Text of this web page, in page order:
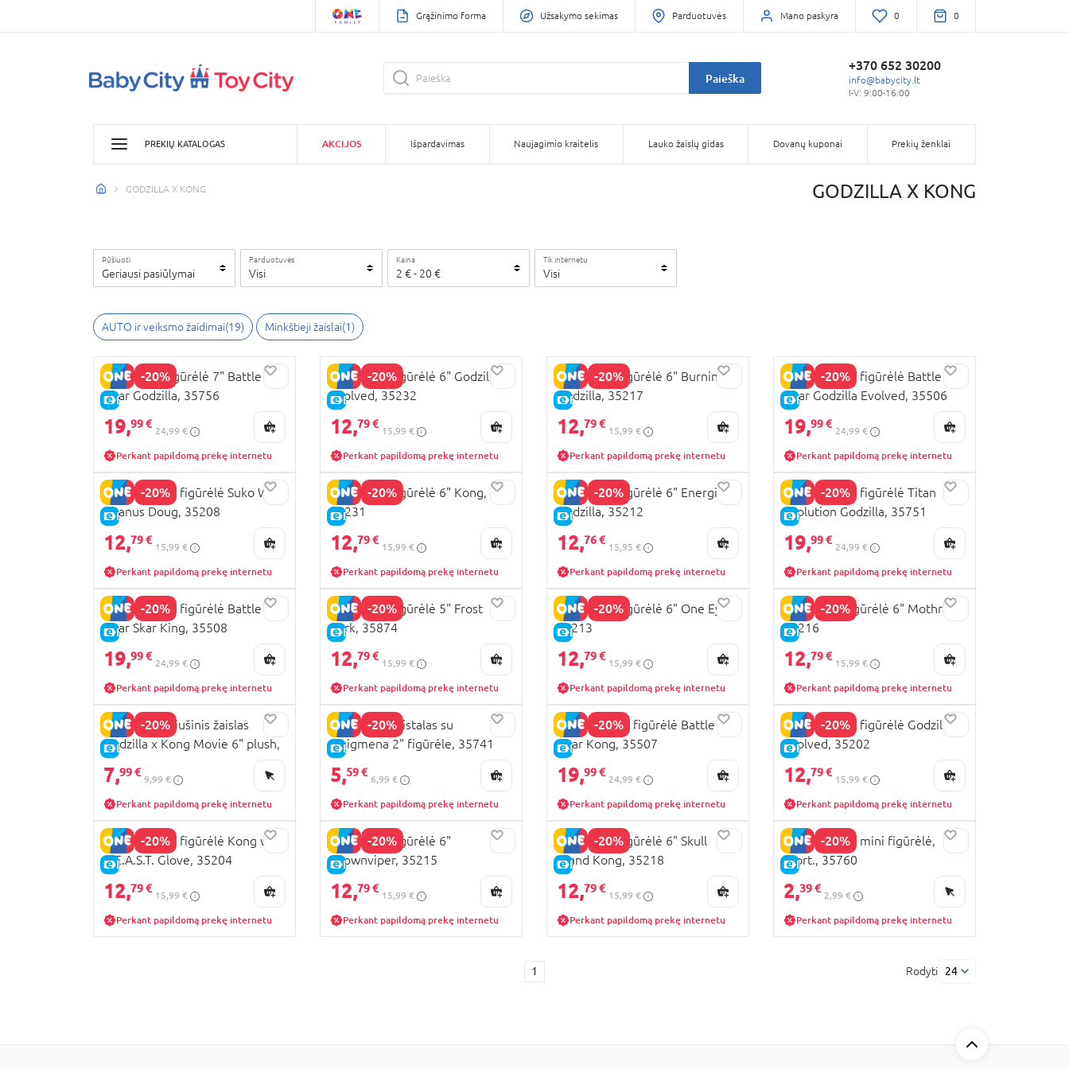
Grąžinimo forma Užsakymo sekimas Parduotuvės Mano paskyra 0 0
Paieška
+370 652 30200
info@babycity.lt
I-V: 9:00-16:00
PREKIŲ KATALOGAS AKCIJOS Išpardavimas Naujagimio kraitelis Lauko žaislų gidas Dovanų kuponai Prekių ženklai
GODZILLA X KONG GODZILLA X KONG
Rūšiuoti
Geriausi pasiūlymai
Parduotuvės
Visi
Kaina
2 €- 20 €
Tik internetu
Visi
AUTO ir veiksmo žaidimai(19) Minkštieji žaislai(1)
-20%
E-KAINA
GODZILLA figūrėlė 7" Battle
Roar Godzilla, 35756
19,99 €
24,99 €
Perkant papildomą prekę internetu
-20%
E-KAINA
GODZILLA figūrėlė 6" Godzilla
Evolved, 35232
12,79 €
15,99 €
Perkant papildomą prekę internetu
-20%
E-KAINA
GODZILLA figūrėlė 6" Burning
Godzilla, 35217
12,79 €
15,99 €
Perkant papildomą prekę internetu
-20%
E-KAINA
GODZILLA 7" figūrėlė Battle
Roar Godzilla Evolved, 35506
19,99 €
24,99 €
Perkant papildomą prekę internetu
-20%
E-KAINA
GODZILLA 5" figūrėlė Suko With
Titanus Doug, 35208
12,79 €
15,99 €
Perkant papildomą prekę internetu
-20%
E-KAINA
GODZILLA figūrėlė 6" Kong,
35231
12,79 €
15,99 €
Perkant papildomą prekę internetu
-20%
E-KAINA
GODZILLA figūrėlė 6" Energized
Godzilla, 35212
12,76 €
15,95 €
Perkant papildomą prekę internetu
-20%
E-KAINA
GODZILLA 7" figūrėlė Titan
Evolution Godzilla, 35751
19,99 €
24,99 €
Perkant papildomą prekę internetu
-20%
E-KAINA
GODZILLA 7” figūrėlė Battle
Roar Skar King, 35508
19,99 €
24,99 €
Perkant papildomą prekę internetu
-20%
E-KAINA
GODZILLA figūrėlė 5" Frost
Vark, 35874
12,79 €
15,99 €
Perkant papildomą prekę internetu
-20%
E-KAINA
GODZILLA figūrėlė 6" One Eye,
35213
12,79 €
15,99 €
Perkant papildomą prekę internetu
-20%
E-KAINA
GODZILLA figūrėlė 6" Mothra,
35216
12,79 €
15,99 €
Perkant papildomą prekę internetu
-20%
E-KAINA
GODZILLA pliušinis žaislas
Godzilla x Kong Movie 6" plush,
asort., 35800
7,99 €
9,99 €
Perkant papildomą prekę internetu
-20%
E-KAINA
GODZILLA kristalas su
staigmena 2" figūrėle, 35741
5,59 €
6,99 €
Perkant papildomą prekę internetu
-20%
E-KAINA
GODZILLA 7" figūrėlė Battle
Roar Kong, 35507
19,99 €
24,99 €
Perkant papildomą prekę internetu
-20%
E-KAINA
GODZILLA 6" figūrėlė Godzilla
Evolved, 35202
12,79 €
15,99 €
Perkant papildomą prekę internetu
-20%
E-KAINA
GODZILLA 6" figūrėlė Kong with
B.E.A.S.T. Glove, 35204
12,79 €
15,99 €
Perkant papildomą prekę internetu
-20%
E-KAINA
GODZILLA figūrėlė 6"
Drownviper, 35215
12,79 €
15,99 €
Perkant papildomą prekę internetu
-20%
E-KAINA
GODZILLA figūrėlė 6" Skull
Island Kong, 35218
12,79 €
15,99 €
Perkant papildomą prekę internetu
-20%
E-KAINA
GODZILLA 2" mini figūrėlė,
asort., 35760
2,39 €
2,99 €
Perkant papildomą prekę internetu
1 Rodyti 24